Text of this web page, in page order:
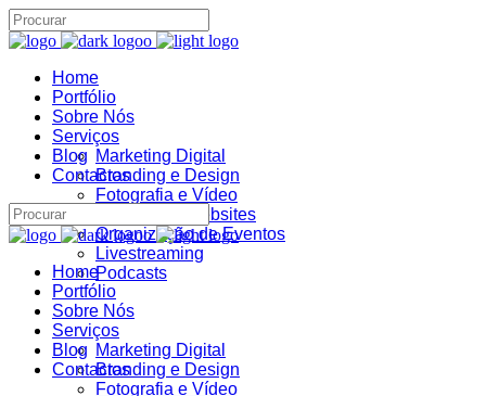
Home
Portfólio
Sobre Nós
Serviços
Marketing Digital
Branding e Design
Fotografia e Vídeo
Criação de Websites
Organização de Eventos
Livestreaming
Podcasts
Blog
Contactos
Home
Portfólio
Sobre Nós
Serviços
Marketing Digital
Branding e Design
Fotografia e Vídeo
Blog
Contactos
B22
Assistente IA · Brand22
Online